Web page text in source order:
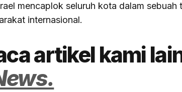
mencaplok seluruh kota dalam sebuah
internasional.
artikel kami